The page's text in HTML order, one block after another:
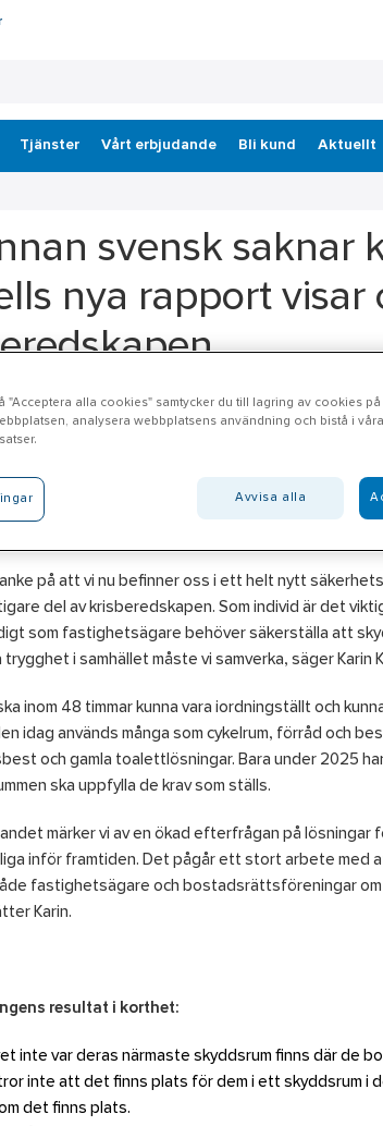
Tjänster Vårt erbjudande Bli kund Aktuellt
svensk saknar
nya rapport visar
svenskarna vet inte var deras närmaste
av Ahlsell. Samtidigt har nästan åtta av tio
förändrat säkerhetspolitiskt läge har
finns i Sverige idag används många i andra
på att vi nu befinner oss i ett helt nytt
del av krisberedskapen. Som individ är det
som fastighetsägare behöver säkerställa att
trygghet i samhället måste vi samverka, säger Karin
inom 48 timmar kunna vara iordningställt och
idag används många som cykelrum, förråd och
och gamla toalettlösningar. Bara under 2025
ska uppfylla de krav som ställs.
landet märker vi av en ökad efterfrågan på
inför framtiden. Det pågår ett stort arbete med
fastighetsägare och bostadsrättsföreningar om
Karin.
resultat i korthet:
inte var deras närmaste skyddsrum finns där de
inte att det finns plats för dem i ett skyddsrum i
det finns plats.
"Acceptera alla cookies" samtycker du till lagring av cookies
analysera webbplatsens användning och bistå i våra
Avvisa alla